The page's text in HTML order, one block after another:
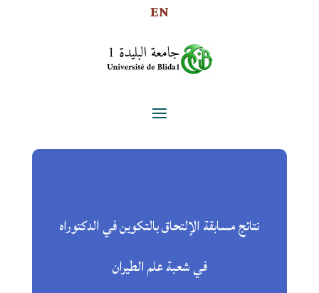
EN
نتائج مسابقة الإلتحاق بالتكوين في الدكتوراه
في شعبة علم الطيران